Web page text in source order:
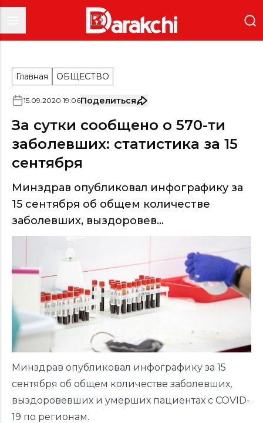
Главная ОБЩЕСТВО
15.09.2020 19:06Поделиться
За сутки сообщено о 570-ти
заболевших: статистика за 15
сентября
Минздрав опубликовал инфографику за
15 сентября об общем количестве
заболевших, выздоровев...
Минздрав опубликовал инфографику за 15
сентября об общем количестве заболевших,
выздоровевших и умерших пациентах с COVID-
19 по регионам.